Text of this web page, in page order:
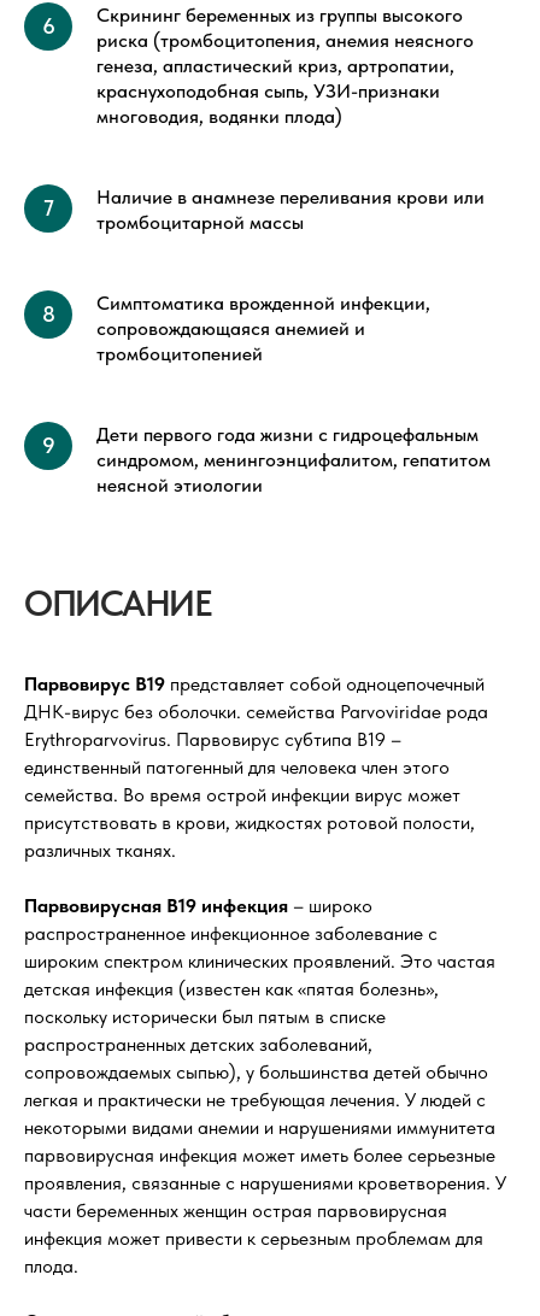
Скрининг беременных из группы высокого
риска (тромбоцитопения, анемия неясного
генеза, апластический криз, артропатии,
краснухоподобная сыпь, УЗИ-признаки
многоводия, водянки плода)
Наличие в анамнезе переливания крови или
тромбоцитарной массы
Симптоматика врожденной инфекции,
сопровождающаяся анемией и
тромбоцитопенией
Дети первого года жизни с гидроцефальным
синдромом, менингоэнцифалитом, гепатитом
неясной этиологии
ОПИСАНИЕ
Парвовирус В19 представляет собой одноцепочечный
ДНК-вирус без оболочки. семейства Parvoviridae рода
Erythroparvovirus. Парвовирус субтипа B19 –
единственный патогенный для человека член этого
семейства. Во время острой инфекции вирус может
присутствовать в крови, жидкостях ротовой полости,
различных тканях.
Парвовирусная В19 инфекция – широко
распространенное инфекционное заболевание с
широким спектром клинических проявлений. Это частая
детская инфекция (известен как «пятая болезнь»,
поскольку исторически был пятым в списке
распространенных детских заболеваний,
сопровождаемых сыпью), у большинства детей обычно
легкая и практически не требующая лечения. У людей с
некоторыми видами анемии и нарушениями иммунитета
парвовирусная инфекция может иметь более серьезные
проявления, связанные с нарушениями кроветворения. У
части беременных женщин острая парвовирусная
инфекция может привести к серьезным проблемам для
плода.